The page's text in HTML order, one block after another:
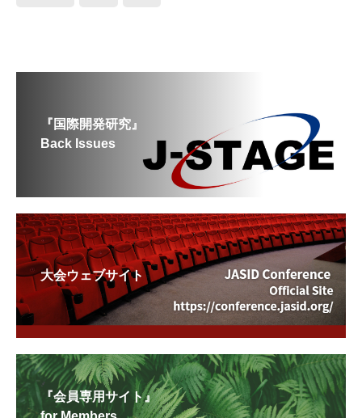
『国際開発研究』
Back Issues
大会ウェブサイト
『会員専用サイト』